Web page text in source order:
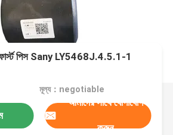
ফার্স্ট পিস Sany LY5468J.4.5.1-1
মূল্য：negotiable
আমাদের সাথে যোগাযোগ
করুন